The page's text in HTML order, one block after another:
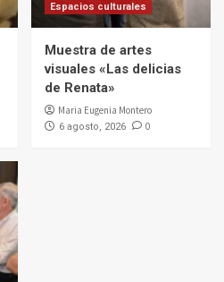
Espacios culturales
Muestra de artes
visuales «Las delicias
de Renata»
Maria Eugenia Montero
6 agosto, 2026 0